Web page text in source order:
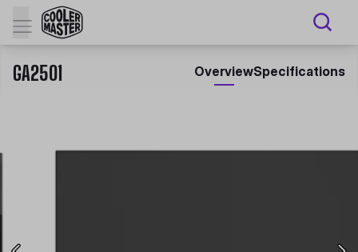
GA2501 OverviewSpecifications